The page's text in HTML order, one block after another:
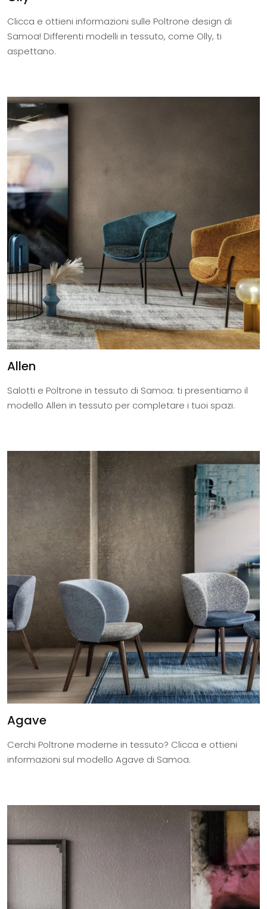
Clicca e ottieni informazioni sulle Poltrone design di
Samoa! Differenti modelli in tessuto, come Olly, ti
aspettano.
Allen
Salotti e Poltrone in tessuto di Samoa: ti presentiamo il
modello Allen in tessuto per completare i tuoi spazi.
Agave
Cerchi Poltrone moderne in tessuto? Clicca e ottieni
informazioni sul modello Agave di Samoa.